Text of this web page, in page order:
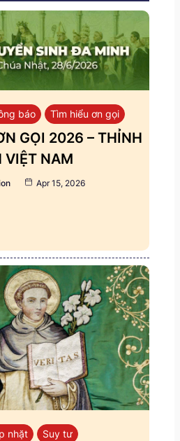
báo Tìm hiểu ơn gọi
GỌI 2026 – THỈNH
VIỆT NAM
Apr 15, 2026
nhặt Suy tư